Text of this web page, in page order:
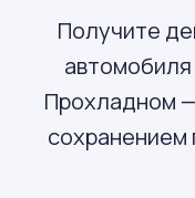
Получите
Прохладном
сохранением